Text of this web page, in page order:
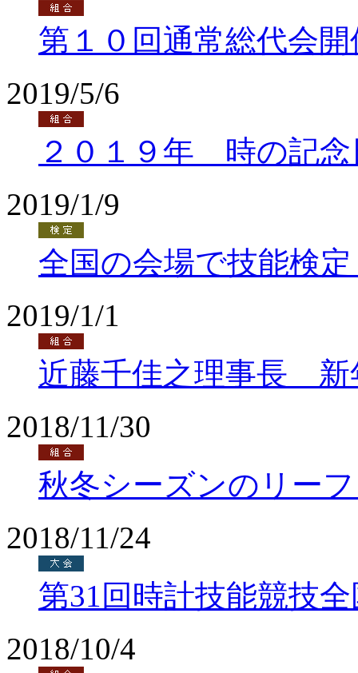
第１０回通常総代会開
2019/5/6
２０１９年 時の記
2019/1/9
全国の会場で技能検
2019/1/1
近藤千佳之理事長 新
2018/11/30
秋冬シーズンのリー
2018/11/24
第31回時計技能競技
2018/10/4